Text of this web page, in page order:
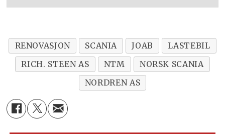
RENOVASJON SCANIA JOAB
LASTEBIL
RICH. STEEN AS
NTM
NORSK SCANIA
NORDREN AS